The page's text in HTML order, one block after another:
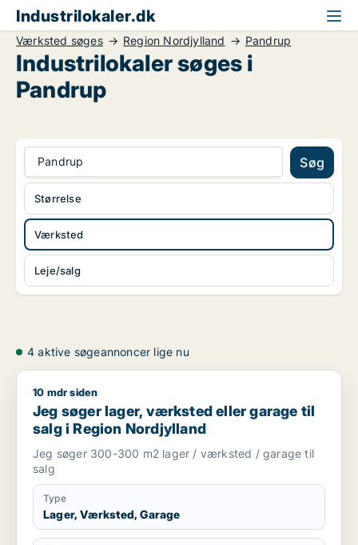
Industrilokaler.dk
Værksted søges Region Nordjylland Pandrup
Industrilokaler søges i
Pandrup
Pandrup Søg
Værksted
Leje/salg
Størrelse
4 aktive søgeannoncer lige nu
Jeg søger lager, værksted eller garage til salg i Region
10 mdr siden
Jeg søger lager, værksted eller garage til
salg i Region Nordjylland
Jeg søger 300-300 m2 lager / værksted / garage til
salg
Type
Lager, Værksted, Garage